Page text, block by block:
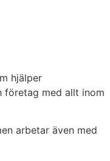
hjälper
företag med allt inom
arbetar även med